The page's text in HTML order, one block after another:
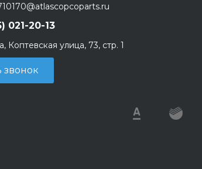
021-20-13
Коптевская улица, 73, стр. 1
звонок